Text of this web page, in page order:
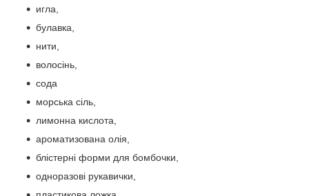
игла,
булавка,
нити,
волосінь,
сода
морська сіль,
лимонна кислота,
ароматизована олія,
блістерні форми для бомбочки,
одноразові рукавички,